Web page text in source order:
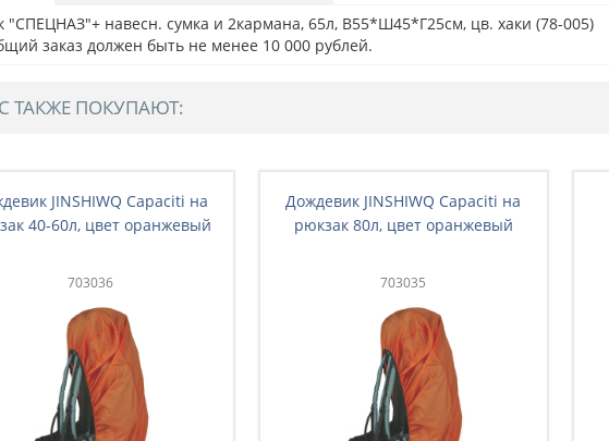
"СПЕЦНАЗ"+ навесн. сумка и 2кармана, 65л, В55*Ш45*Г25см, цв. хаки (78-005)
заказ должен быть не менее 10 000 рублей.
ТАКЖЕ ПОКУПАЮТ:
JINSHIWQ Capaciti на
40-60л, цвет оранжевый
703036
Дождевик JINSHIWQ Capaciti на
рюкзак 80л, цвет оранжевый
703035